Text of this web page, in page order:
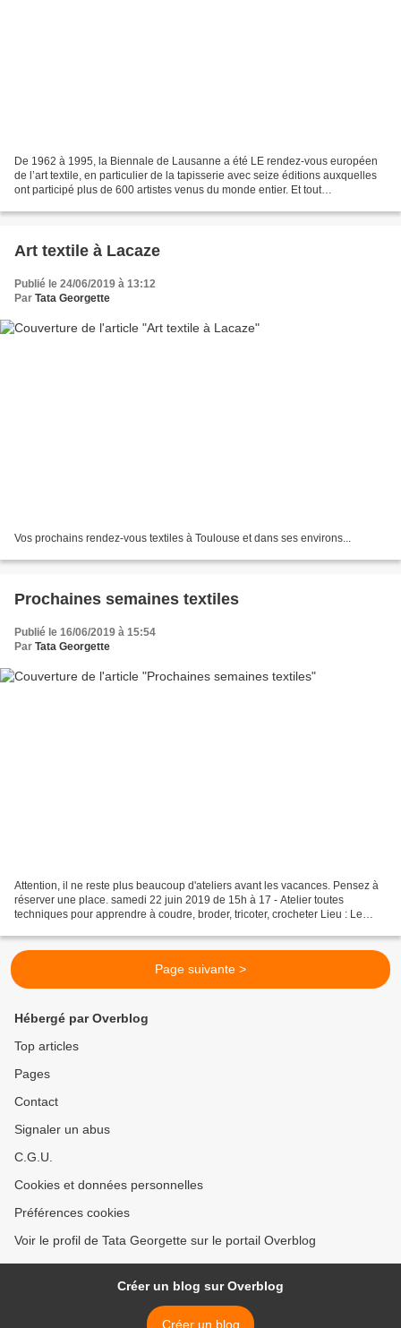
De 1962 à 1995, la Biennale de Lausanne a été LE rendez-vous européen
de l’art textile, en particulier de la tapisserie avec seize éditions auxquelles
ont participé plus de 600 artistes venus du monde entier. Et tout
Art textile à Lacaze
Publié le 24/06/2019 à 13:12
Par Tata Georgette
Vos prochains rendez-vous textiles à Toulouse et dans ses environs...
Prochaines semaines textiles
Publié le 16/06/2019 à 15:54
Par Tata Georgette
Attention, il ne reste plus beaucoup d'ateliers avant les vacances. Pensez à
réserver une place. samedi 22 juin 2019 de 15h à 17 - Atelier toutes
techniques pour apprendre à coudre, broder, tricoter, crocheter Lieu : Le
Page suivante >
Hébergé par Overblog
Top articles
Pages
Contact
Signaler un abus
C.G.U.
Cookies et données personnelles
Préférences cookies
Voir le profil de Tata Georgette sur le portail Overblog
Créer un blog sur Overblog
Créer un blog